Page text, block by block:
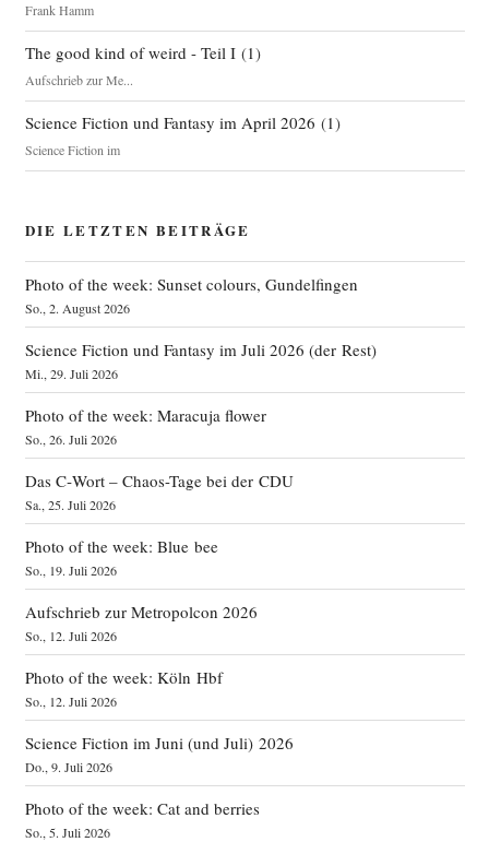
Frank Hamm
The good kind of weird - Teil I(1)
Aufschrieb zur Me...
Science Fiction und Fantasy im April 2026 (1)
Science Fiction im
DIE LETZTEN BEITRÄGE
Photo of the week: Sunset colours, Gundelfingen
So., 2. August 2026
Science Fiction und Fantasy im Juli 2026 (der Rest)
Mi., 29. Juli 2026
Photo of the week: Maracuja flower
So., 26. Juli 2026
Das C‑Wort – Chaos-Tage bei der CDU
Sa., 25. Juli 2026
Photo of the week: Blue bee
So., 19. Juli 2026
Aufschrieb zur Metropolcon 2026
So., 12. Juli 2026
Photo of the week: Köln Hbf
So., 12. Juli 2026
Science Fiction im Juni (und Juli) 2026
Do., 9. Juli 2026
Photo of the week: Cat and berries
So., 5. Juli 2026